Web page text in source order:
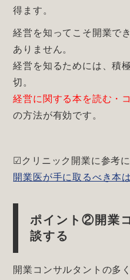
得ます。
経営を知ってこそ開業で
ありません。
経営を知るためには、積
切。
経営に関する本を読む・
の方法が有効です。
☑クリニック開業に参考
開業医が手に取るべき本
ポイント②開業
談する
開業コンサルタントの多